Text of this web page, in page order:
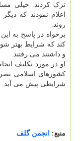
ترک کردند. خیلی
اعلام نمودند که
روند.
برخواه در پاسخ به
کند که شرایط بهتر
و داشتند می رفتند.
او در مورد تکلیف
کشورهای اسلامی
شرایطی پیش می آید.
منبع: انجمن گلف